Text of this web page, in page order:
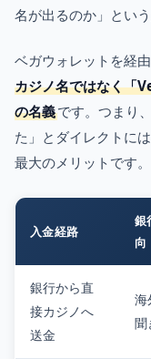
名が出るのか」という
ベガウォレットを経由
カジノ名ではなく「
の名義です。つまり
た」とダイレクトに
最大のメリットです。
入金経路
銀
向
銀行から直
接カジノへ
送金
海
聞